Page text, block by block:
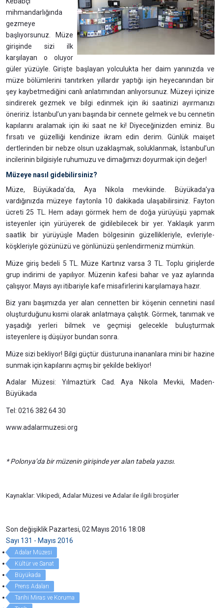
mihmandarlığında
gezmeye
başlıyorsunuz. Müze
girişinde sizi ilk
karşılayan o oluyor
güler yüzüyle. Girişte başlayan yolculukta her daim yanınızda ve
müze bölümlerini tanıtırken yıllardır yaptığı işin heyecanından bir
şey kaybetmediğini canlı anlatımından anlıyorsunuz. Müzeyi içinize
sindirerek gezmek ve bilgi edinmek için iki saatinizi ayırmanızı
öneririz. İstanbul’un yanı başında bir cennete gelmek ve bu cennetin
kapılarını aralamak için iki saat ne ki! Diyeceğinizden eminiz. Bu
fırsatı ve güzelliği kendinize ikram edin derim. Günlük maişet
dertlerinden bir nebze olsun uzaklaşmak, soluklanmak, İstanbul’un
incilerinin bilgisiyle ruhumuzu ve dimağımızı doyurmak için değer!
Müzeye nasıl gidebilirsiniz?
Müze, Büyükada’da, Aya Nikola mevkiinde. Büyükada’ya
vardığınızda müzeye faytonla 10 dakikada ulaşabilirsiniz. Fayton
ücreti 25 TL. Hem adayı görmek hem de doğa yürüyüşü yapmak
isteyenler için yürüyerek de gidilebilecek bir yer. Yaklaşık yarım
saatlik bir yürüyüşle Maden bölgesinin güzellikleriyle, evleriyle-
köşkleriyle gözünüzü ve gönlünüzü şenlendirmeniz mümkün.
Müze giriş bedeli 5 TL. Müze Kartınız varsa 3 TL. Toplu girişlerde
grup indirimi de yapılıyor. Müzenin kafesi bahar ve yaz aylarında
çalışıyor. Mayıs ayı itibariyle kafe misafirlerini karşılamaya hazır.
Biz yanı başımızda yer alan cennetten bir köşenin cennetini nasıl
oluşturduğunu kısmi olarak anlatmaya çalıştık. Görmek, tanımak ve
yaşadığı yerleri bilmek ve geçmişi gelecekle buluşturmak
isteyenlere iş düşüyor bundan sonra.
Müze sizi bekliyor! Bilgi güçtür düsturuna inananlara mini bir hazine
sunmak için kapılarını açmış bir şekilde bekliyor!
Adalar Müzesi: Yılmaztürk Cad. Aya Nikola Mevkii, Maden-
Büyükada
Tel: 0216 382 64 30
www.adalarmuzesi.org
* Polonya’da bir müzenin girişinde yer alan tabela yazısı.
Kaynaklar: Vikipedi, Adalar Müzesi ve Adalar ile ilgili broşürler
Son değişiklik Pazartesi, 02 Mayıs 2016 18:08
Sayı 131 - Mayıs 2016
Adalar Müzesi
Kültür ve Sanat
Büyükada
Prens Adaları
Tarihi Miras ve Koruma